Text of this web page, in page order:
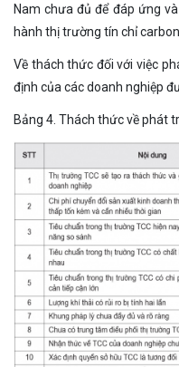
Nam chưa đủ để đáp ứng
hành thị trường tín chỉ carbon.
Về thách thức đối với việc
định của các doanh nghiệp
Bảng 4. Thách thức về phát